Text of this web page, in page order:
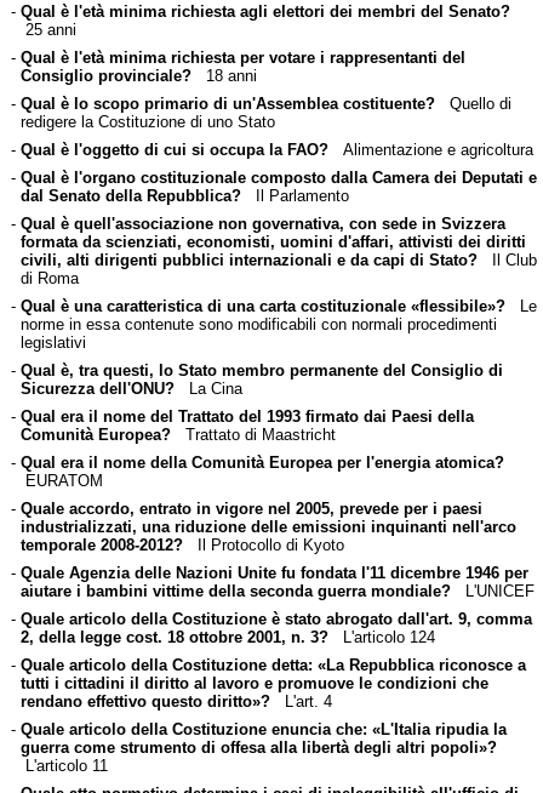
- Qual è l'età minima richiesta agli elettori dei membri del Senato?
25 anni
- Qual è l'età minima richiesta per votare i rappresentanti del
Consiglio provinciale?18 anni
- Qual è lo scopo primario di un'Assemblea costituente?Quello di
redigere la Costituzione di uno Stato
- Qual è l'oggetto di cui si occupa la FAO?Alimentazione e agricoltura
- Qual è l'organo costituzionale composto dalla Camera dei Deputati e
dal Senato della Repubblica?Il Parlamento
- Qual è quell'associazione non governativa, con sede in Svizzera
formata da scienziati, economisti, uomini d'affari, attivisti dei diritti
civili, alti dirigenti pubblici internazionali e da capi di Stato?Il Club
di Roma
- Qual è una caratteristica di una carta costituzionale «flessibile»?Le
norme in essa contenute sono modificabili con normali procedimenti
legislativi
- Qual è, tra questi, lo Stato membro permanente del Consiglio di
Sicurezza dell'ONU?La Cina
- Qual era il nome del Trattato del 1993 firmato dai Paesi della
Comunità Europea?Trattato di Maastricht
- Qual era il nome della Comunità Europea per l'energia atomica?
EURATOM
- Quale accordo, entrato in vigore nel 2005, prevede per i paesi
industrializzati, una riduzione delle emissioni inquinanti nell'arco
temporale 2008-2012?Il Protocollo di Kyoto
- Quale Agenzia delle Nazioni Unite fu fondata l'11 dicembre 1946 per
aiutare i bambini vittime della seconda guerra mondiale?L'UNICEF
- Quale articolo della Costituzione è stato abrogato dall'art. 9, comma
2, della legge cost. 18 ottobre 2001, n. 3?L'articolo 124
- Quale articolo della Costituzione detta: «La Repubblica riconosce a
tutti i cittadini il diritto al lavoro e promuove le condizioni che
rendano effettivo questo diritto»?L'art. 4
- Quale articolo della Costituzione enuncia che: «L'Italia ripudia la
guerra come strumento di offesa alla libertà degli altri popoli»?
L'articolo 11